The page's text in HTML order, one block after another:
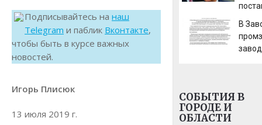
Подписывайтесь на наш
Telegram и паблик Вконтакте,
чтобы быть в курсе важных
новостей.
Игорь Плисюк
13 июля 2019 г.
В
СОБЫТИЯ В
ГОРОДЕ И
ОБЛАСТИ